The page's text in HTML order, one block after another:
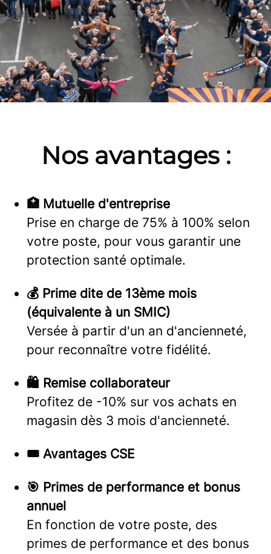
Nos avantages :
🏥 Mutuelle d'entreprise
Prise en charge de 75% à 100% selon
votre poste, pour vous garantir une
protection santé optimale.
💰 Prime dite de 13ème mois
(équivalente à un SMIC)
Versée à partir d'un an d'ancienneté,
pour reconnaître votre fidélité.
🛍️ Remise collaborateur
Profitez de -10% sur vos achats en
magasin dès 3 mois d'ancienneté.
🎟️ Avantages CSE
🎯 Primes de performance et bonus
annuel
En fonction de votre poste, des
primes de performance et des bonus